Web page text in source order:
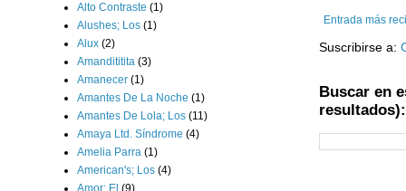
Entrada más
Suscribirse a:
Buscar en
resultados):
Alto Contraste (1)
Alushes; Los (1)
Alux (2)
Amandititita (3)
Amanecer (1)
Amantes De La Noche (1)
Amantes De Lola; Los (11)
Amaya Ltd. Síndrome (4)
Amelia Parra (1)
American's; Los (4)
Amor; El (9)